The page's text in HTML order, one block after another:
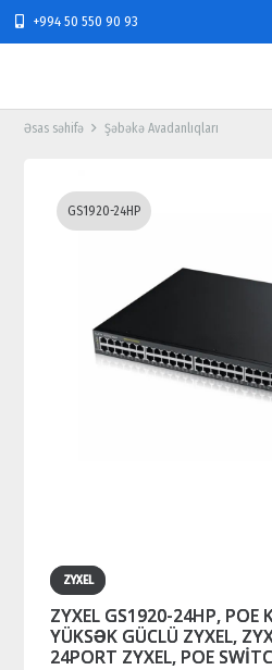
+994 50 550 90 93
Əsas səhifə Şəbəkə Avadanlıqları
GS1920-24HP
ZYXEL
ZYXEL GS1920-24HP, POE
YÜKSƏK GÜCLÜ ZYXEL,
24PORT ZYXEL, POE